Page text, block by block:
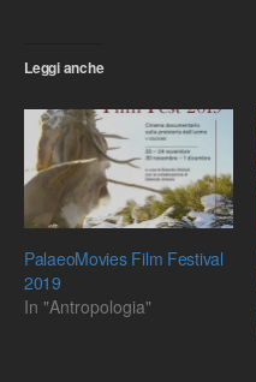
Leggi anche
PalaeoMovies Film Festival
2019
In "Antropologia"